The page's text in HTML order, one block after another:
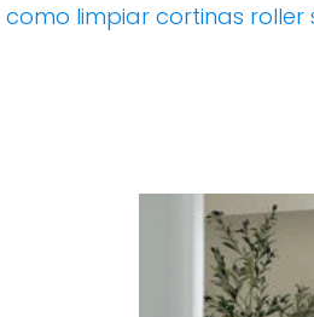
como limpiar cortinas roller